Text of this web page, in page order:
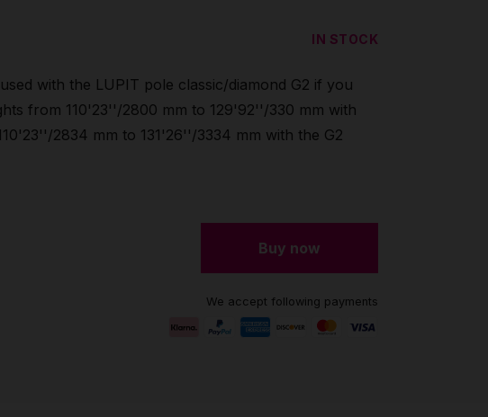
IN STOCK
with the LUPIT pole classic/diamond G2 if you
from 110'23''/2800 mm to 129'92''/330 mm with
2834 mm to 131'26''/3334 mm with the G2
Buy now
We accept following payments